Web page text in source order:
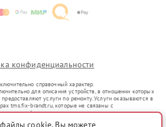
конфиденциальности
справочный характер.
для описания устройств, в отношении которых
услуги по ремонту. Услуги оказываются в
tms.fix-brandt.ru, которые не связаны с
или их официальными представителями.
уже введенных в гражданский оборот в соответствии
файлы cookie. Вы можете